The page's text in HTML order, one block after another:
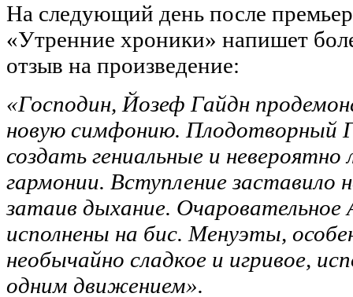
На следующий день после
«Утренние хроники» напишет
отзыв на произведение:
«Господин, Йозеф Гайдн
новую симфонию. Плодотворный
создать гениальные и невероятно
гармонии. Вступление заставило
затаив дыхание.
исполнены на бис. Менуэты,
необычайно сладкое и игривое,
одним движением».